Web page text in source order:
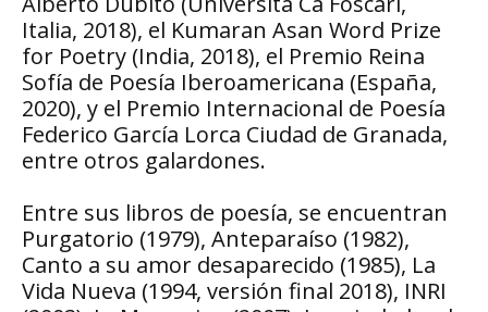
Italia, 2018), el Kumaran Asan Word Prize
for Poetry (India, 2018), el Premio Reina
Sofía de Poesía Iberoamericana (España,
2020), y el Premio Internacional de Poesía
Federico García Lorca Ciudad de Granada,
entre otros galardones.
Entre sus libros de poesía, se encuentran
Purgatorio (1979), Anteparaíso (1982),
Canto a su amor desaparecido (1985), La
Vida Nueva (1994, versión final 2018), INRI